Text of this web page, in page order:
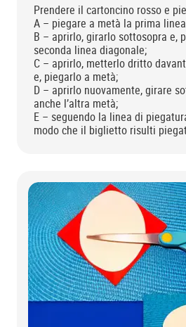
Prendere il cartoncino rosso e
A – piegare a metà la prima
B – aprirlo, girarlo sottosopra e,
seconda linea diagonale;
C – aprirlo, metterlo dritto
e, piegarlo a metà;
D – aprirlo nuovamente, girare
anche l’altra metà;
E – seguendo la linea di
modo che il biglietto risulti